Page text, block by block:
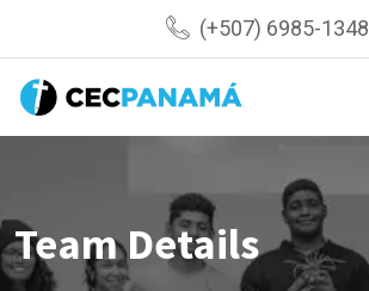
content
(+507) 6985-1348
Team Details